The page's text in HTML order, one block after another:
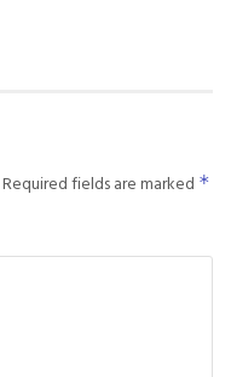
Required fields are marked *